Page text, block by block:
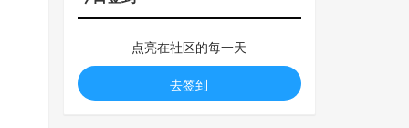
点亮在社区的每一天
去签到